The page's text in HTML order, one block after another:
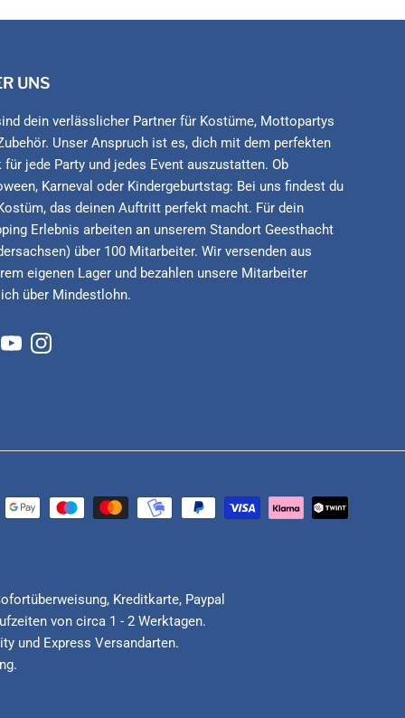
UNS
dein verlässlicher Partner für Kostüme, Mottopartys
Unser Anspruch ist es, dich mit dem perfekten
für jede Party und jedes Event auszustatten. Ob
Karneval oder Kindergeburtstag: Bei uns findest du
das deinen Auftritt perfekt macht. Für dein
Erlebnis arbeiten an unserem Standort Geesthacht
über 100 Mitarbeiter. Wir versenden aus
eigenen Lager und bezahlen unsere Mitarbeiter
über Mindestlohn.
YouTubeInstagram
Kreditkarte, Paypal
von circa 1 - 2 Werktagen.
und Express Versandarten.